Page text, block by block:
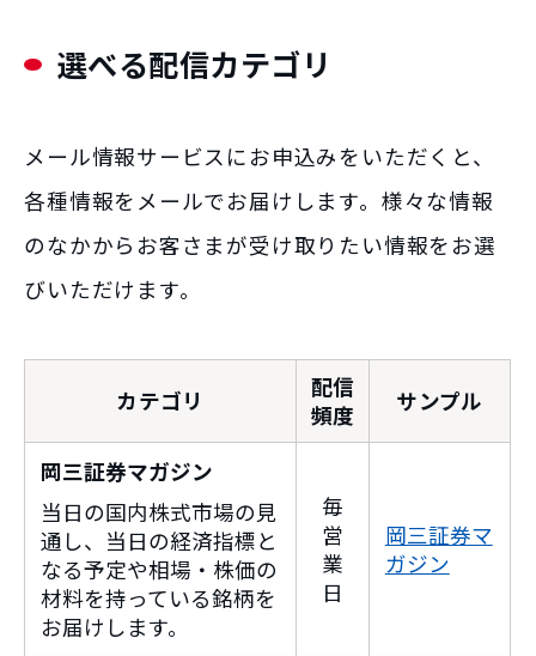
選べる配信カテゴリ
メール情報サービスにお申込みをいただくと、
各種情報をメールでお届けします。様々な情報
のなかからお客さまが受け取りたい情報をお選
びいただけます。
カテゴリ
配信
頻度
サンプル
岡三証券マガジン
当日の国内株式市場の見
通し、当日の経済指標と
なる予定や相場・株価の
材料を持っている銘柄を
お届けします。
毎
営
業
日
岡三証券マ
ガジン